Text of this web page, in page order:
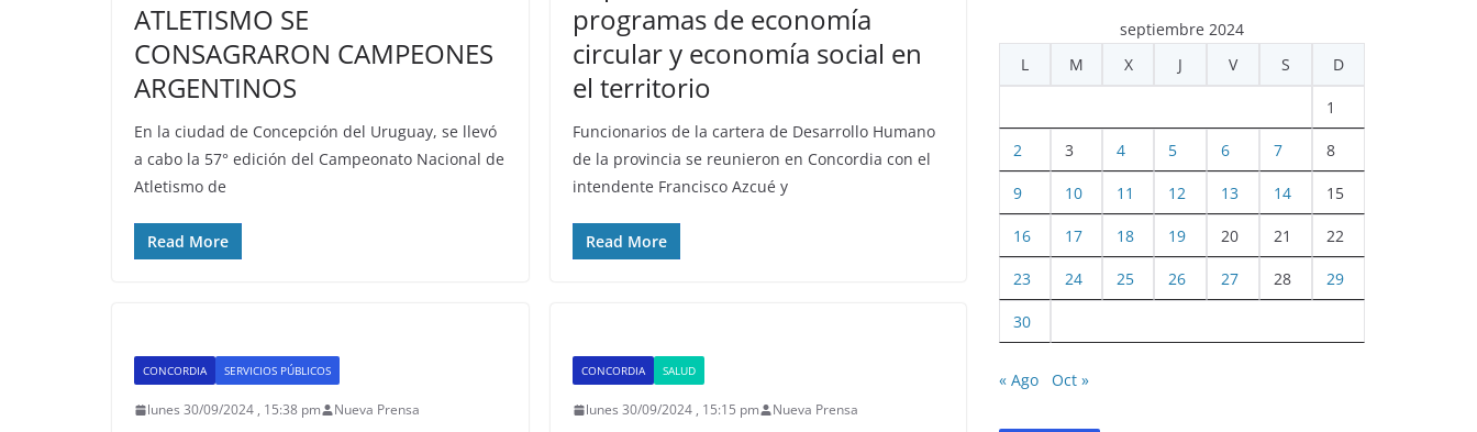
ATLETISMO SE
CONSAGRARON CAMPEONES
ARGENTINOS
En la ciudad de Concepción del Uruguay, se llevó
a cabo la 57° edición del Campeonato Nacional de
Atletismo de
Read More
programas de economía
circular y economía social en
el territorio
Funcionarios de la cartera de Desarrollo Humano
de la provincia se reunieron en Concordia con el
intendente Francisco Azcué y
Read More
CONCORDIA SERVICIOS PÚBLICOS
lunes 30/09/2024 , 15:38 pm Nueva Prensa
CONCORDIA SALUD
lunes 30/09/2024 , 15:15 pm Nueva Prensa
septiembre 2024
L
M X J V S D
1
2 3 4 5 6 7 8
9 10 11 12 13 14 15
16 17 18 19 20 21 22
23 24 25 26 27 28 29
30
« Ago Oct »